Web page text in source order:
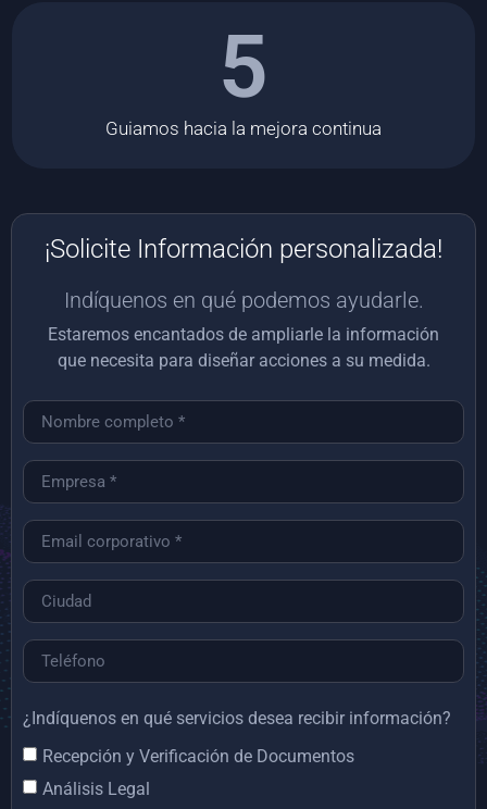
5
Guiamos hacia la mejora continua
¡Solicite Información personalizada!
Indíquenos en qué podemos ayudarle.
Estaremos encantados de ampliarle la información
que necesita para diseñar acciones a su medida.
¿Indíquenos en qué servicios desea recibir información?
Recepción y Verificación de Documentos
Análisis Legal